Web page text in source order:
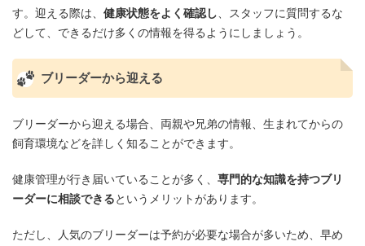
す。迎える際は、 健康状態をよく確認し 、スタッフに質問するな
どして、できるだけ多くの情報を得るようにしましょう。
ブリーダーから迎える
ブリーダーから迎える場合、両親や兄弟の情報、生まれてからの
飼育環境などを詳しく知ることができます。
健康管理が行き届いていることが多く、 専門的な知識を持つブリ
ーダーに相談できるというメリットがあります。
ただし、人気のブリーダーは予約が必要な場合が多いため、早め